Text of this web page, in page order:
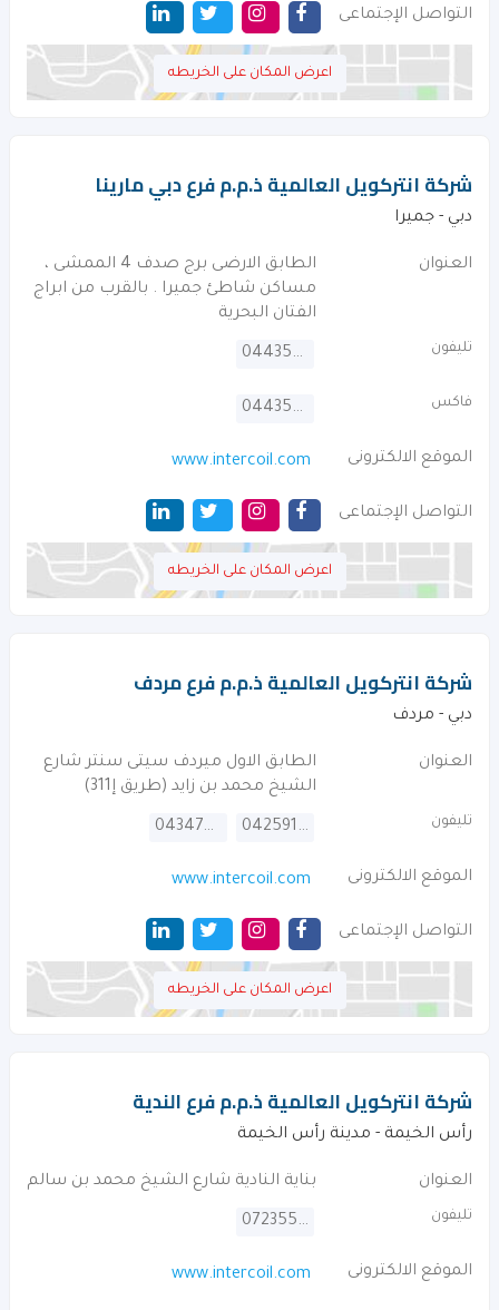
التواصل الإجتماعى
اعرض المكان على الخريطه
شركة انتركويل العالمية ذ.م.م فرع دبي مارينا
دبي - جميرا
العنوان
الطابق الارضى برج صدف 4 الممشى ،
مساكن شاطئ جميرا . بالقرب من ابراج
الفتان البحرية
تليفون 044355747
فاكس 044355746
الموقع الالكترونى www.intercoil.com
التواصل الإجتماعى
اعرض المكان على الخريطه
شركة انتركويل العالمية ذ.م.م فرع مردف
دبي - مردف
العنوان
الطابق الاول ميردف سيتى سنتر شارع
الشيخ محمد بن زايد (طريق إ311)
تليفون 042591221
043474474
الموقع الالكترونى www.intercoil.com
التواصل الإجتماعى
اعرض المكان على الخريطه
شركة انتركويل العالمية ذ.م.م فرع الندية
رأس الخيمة - مدينة رأس الخيمة
العنوان بناية النادية شارع الشيخ محمد بن سالم
تليفون 072355646
الموقع الالكترونى www.intercoil.com